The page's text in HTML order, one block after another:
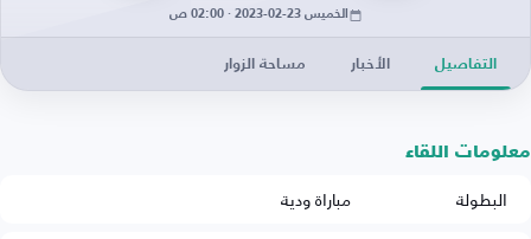
الخميس 23-02-2023 · 02:00 ص
التفاصيل الأخبار مساحة الزوار
معلومات اللقاء
البطولة
مباراة ودية